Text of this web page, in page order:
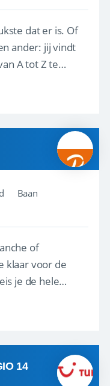
dat er is. Of
ander: jij vindt
A tot Z te
plekjes op
...
Baan
of
klaar voor de
je de hele
wat er in de
te
14